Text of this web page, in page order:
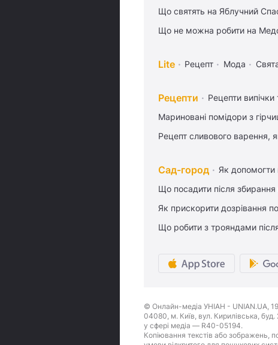
Що святять на Яблучний
Що не можна робити на
Lite Рецепт Мода
Рецепти Рецепти
Мариновані помідори з
Рецепт сливового варення,
Сад-город Як
Що посадити після
Як прискорити дозрівання
Що робити з трояндами після
© Онлайн-медіа УНІАН - UNIAN.UA,
04080, м. Київ, вул. Кирилівська,
у сфері медіа — R40-05194.
Копіювання текстів або зображень,